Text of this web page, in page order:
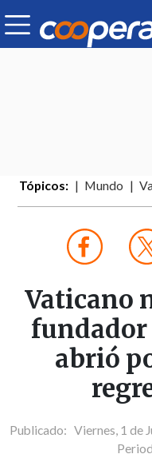
Tópicos: Mundo
Vaticano
fundador
abrió
Publicado: Viernes, 1 de